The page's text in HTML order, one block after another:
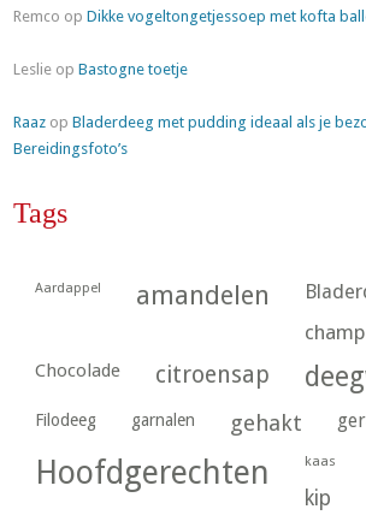
Remco opDikke vogeltongetjessoep met kofta
Leslie opBastogne toetje
Raaz opBladerdeeg met pudding ideaal als je
Bereidingsfoto’s
Tags
Aardappel amandelen
Chocolade citroensap
Filodeeg garnalen gehakt
Hoofdgerechten kaas
kip